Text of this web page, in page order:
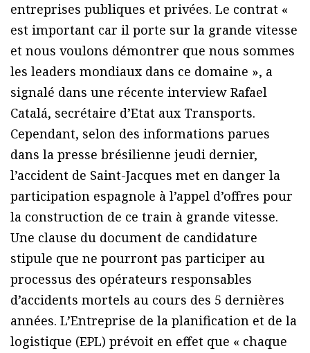
entreprises publiques et privées. Le contrat «
est important car il porte sur la grande vitesse
et nous voulons démontrer que nous sommes
les leaders mondiaux dans ce domaine », a
signalé dans une récente interview Rafael
Catalá, secrétaire d’Etat aux Transports.
Cependant, selon des informations parues
dans la presse brésilienne jeudi dernier,
l’accident de Saint-Jacques met en danger la
participation espagnole à l’appel d’offres pour
la construction de ce train à grande vitesse.
Une clause du document de candidature
stipule que ne pourront pas participer au
processus des opérateurs responsables
d’accidents mortels au cours des 5 dernières
années. L’Entreprise de la planification et de la
logistique (EPL) prévoit en effet que « chaque